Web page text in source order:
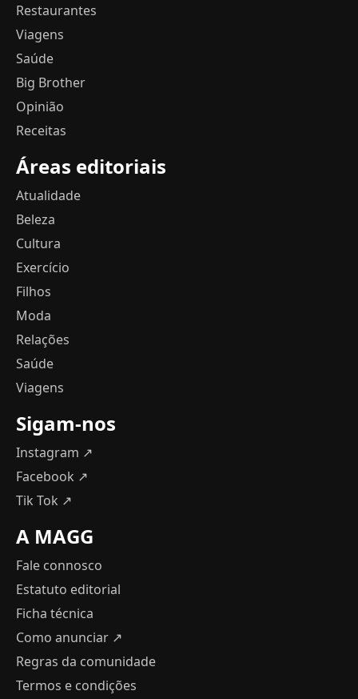
Restaurantes
Viagens
Saúde
Big Brother
Opinião
Receitas
Áreas editoriais
Atualidade
Beleza
Cultura
Exercício
Filhos
Moda
Relações
Saúde
Viagens
Sigam-nos
Instagram ↗
Facebook ↗
Tik Tok ↗
A MAGG
Fale connosco
Estatuto editorial
Ficha técnica
Como anunciar ↗
Regras da comunidade
Termos e condições